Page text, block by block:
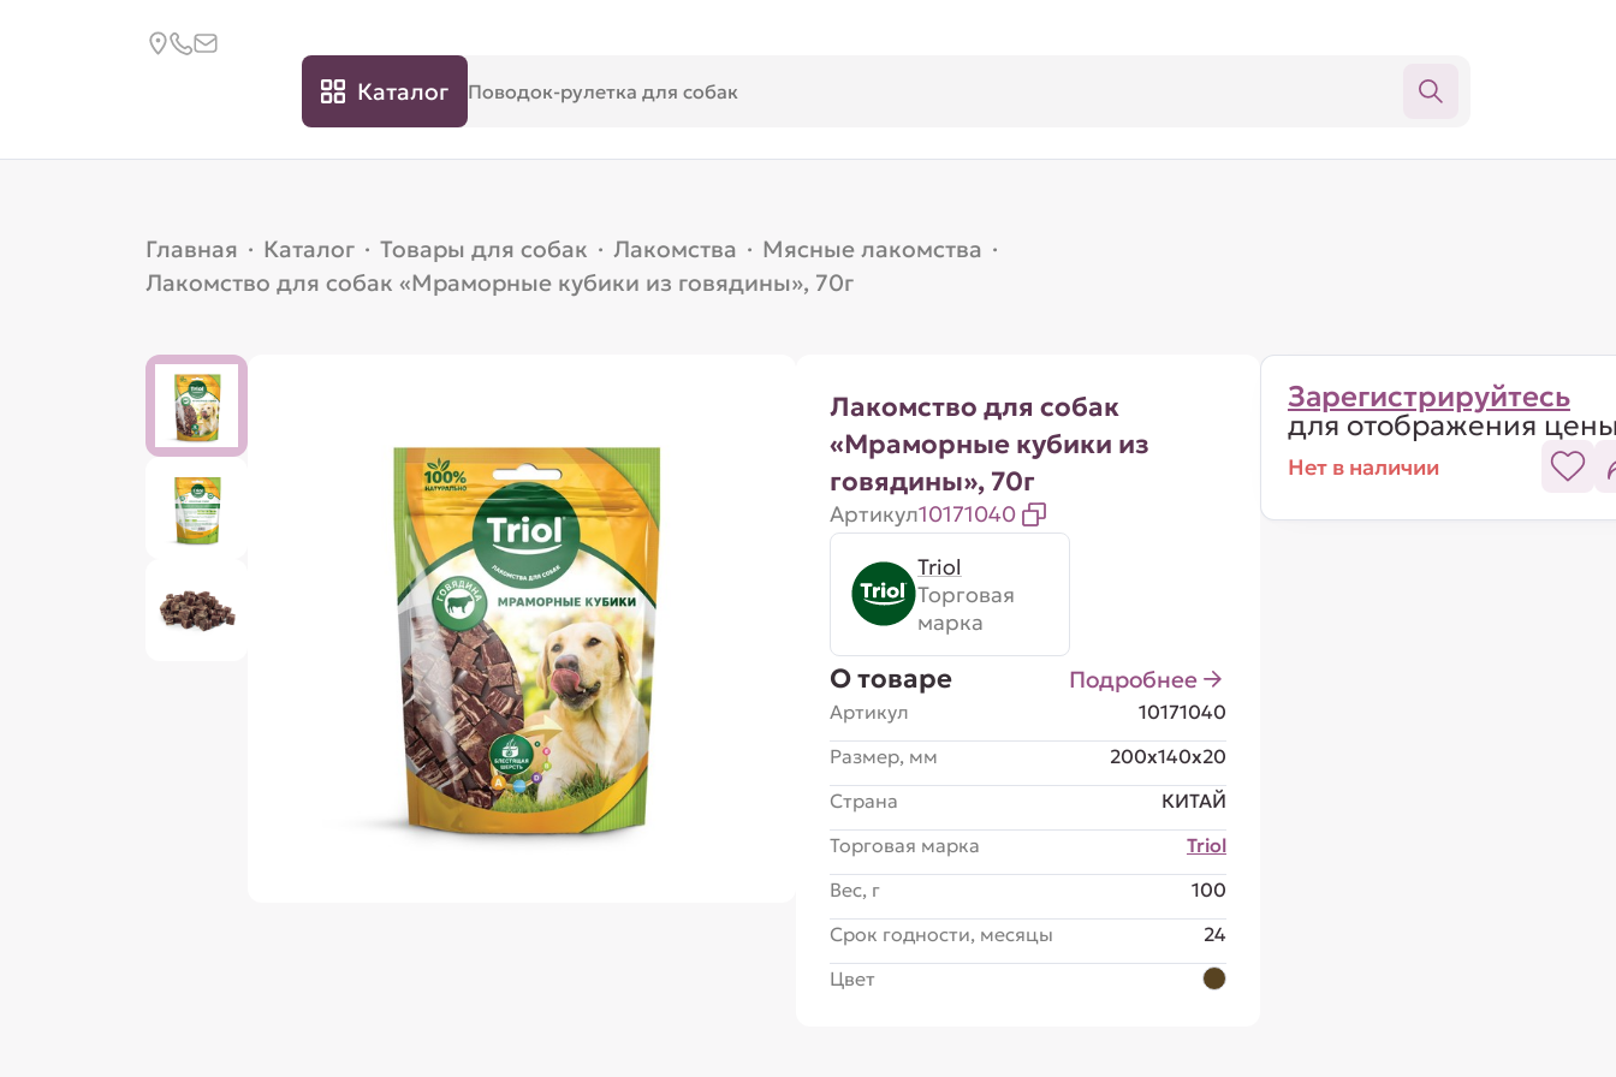
Каталог
Главная · Каталог · Товары для собак · Лакомства · Мясные лакомства ·
Лакомство для собак «Мраморные кубики из говядины», 70г
Лакомство для собак
«Мраморные кубики из
говядины», 70г
Артикул10171040
Triol
Торговая
марка
О товаре Подробнее
Артикул
10171040
Размер, мм
200x140x20
Страна
КИТАЙ
Торговая марка
Triol
Вес, г
100
Срок годности, месяцы
24
Цвет
Зарегистрируйтесь
для отображения
Нет в наличии